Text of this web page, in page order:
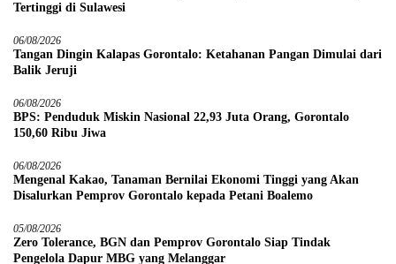
Tertinggi di Sulawesi
06/08/2026
Tangan Dingin Kalapas Gorontalo: Ketahanan Pangan Dimulai dari
Balik Jeruji
06/08/2026
BPS: Penduduk Miskin Nasional 22,93 Juta Orang, Gorontalo
150,60 Ribu Jiwa
06/08/2026
Mengenal Kakao, Tanaman Bernilai Ekonomi Tinggi yang Akan
Disalurkan Pemprov Gorontalo kepada Petani Boalemo
05/08/2026
Zero Tolerance, BGN dan Pemprov Gorontalo Siap Tindak
Pengelola Dapur MBG yang Melanggar